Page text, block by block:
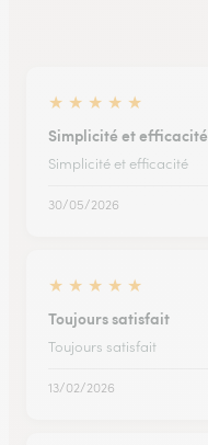
★ ★ ★ ★ ★
Simplicité et efficacité
Simplicité et efficacité
30/05/2026
★ ★ ★ ★ ★
Toujours satisfait
Toujours satisfait
13/02/2026